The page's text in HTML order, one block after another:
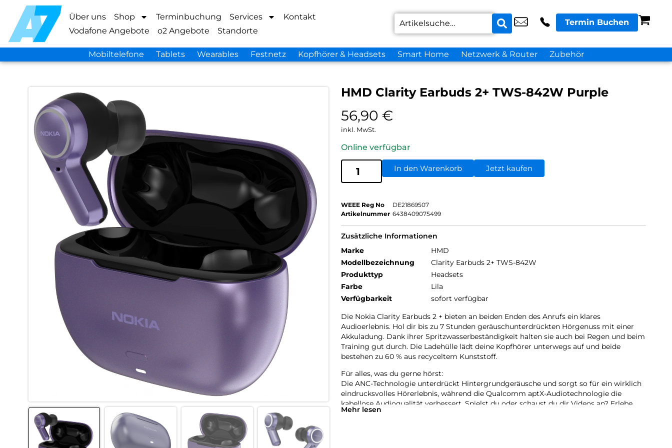
Über uns Shop Terminbuchung Services
Kontakt
Vodafone Angebote
o2 Angebote Standorte
Termin Buchen
Mobiltelefone Tablets Wearables Festnetz Kopfhörer & Headsets Smart Home Netzwerk & Router Zubehör
HMD Clarity Earbuds 2+ TWS-842W Purple
56,90 €
inkl. MwSt.
Online verfügbar
In den Warenkorb Jetzt kaufen
WEEE Reg No
DE21869507
Artikelnummer 6438409075499
Zusätzliche Informationen
Marke
HMD
Modellbezeichnung
Clarity Earbuds 2+ TWS-842W
Produkttyp
Headsets
Farbe
Lila
Verfügbarkeit
sofort verfügbar
Die Nokia Clarity Earbuds 2 + bieten an beiden Enden des Anrufs ein klares
Audioerlebnis. Hol dir bis zu 7 Stunden geräuschunterdrückten Hörgenuss mit einer
Akkuladung. Dank ihrer Spritzwasserbeständigkeit halten sie auch bei Regen und beim
Training gut durch. Die Ladehülle lädt deine Kopfhörer unterwegs auf und beide
bestehen zu 60 % aus recyceltem Kunststoff.
Für alles, was du gerne hörst:
Die ANC-Technologie unterdrückt Hintergrundgeräusche und sorgt so für ein wirklich
eindrucksvolles Hörerlebnis, während die Qualcomm aptX-Audiotechnologie die
kabellose Audioqualität verbessert. Spielst du oder schaust du dir Videos an? Erlebe
weniger Verzögerungen im Niedriglatenz-Modus.
Mehr lesen